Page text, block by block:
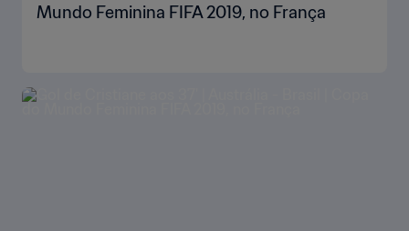
Mundo Feminina FIFA 2019, no França